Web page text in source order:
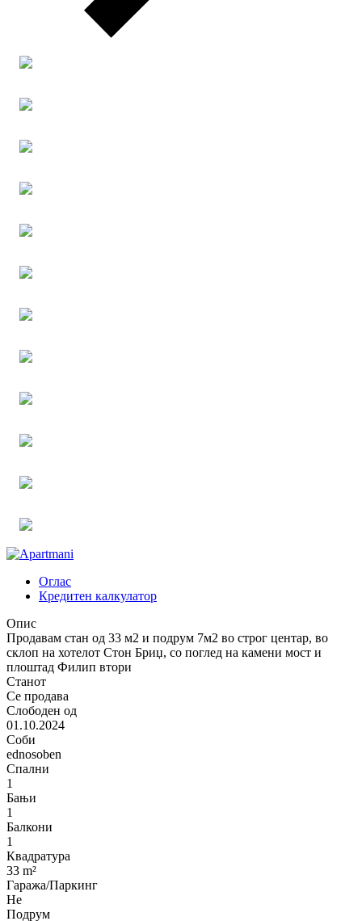
Оглас
Кредитен калкулатор
Опис
Продавам стан од 33 м2 и подрум 7м2 во строг центар, во
склоп на хотелот Стон Бриџ, со поглед на камени мост и
плоштад Филип втори
Станот
Се продава
Слободен од
01.10.2024
Соби
ednosoben
Спални
1
Бањи
1
Балкони
1
Квадратура
33 m²
Гаража/Паркинг
Не
Подрум